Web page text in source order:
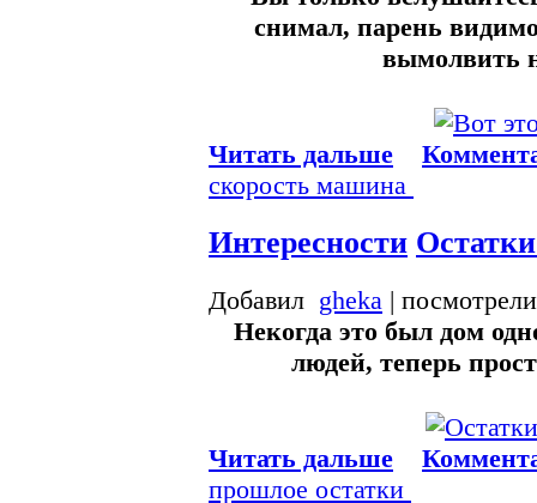
снимал, парень
вымолвить
Читать дальше
скорость машина
Интересности
Добавил gheka |
Некогда это был дом
людей, теперь
Читать дальше
прошлое остатки